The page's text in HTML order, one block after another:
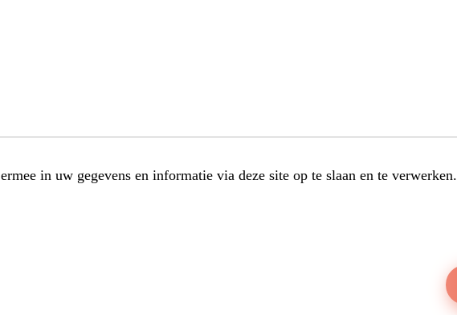
in uw gegevens en informatie via deze site op te slaan en te verwerken.